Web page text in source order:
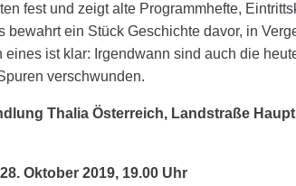
fest und zeigt alte Programmhefte,
bewahrt ein Stück Geschichte davor, in
eines ist klar: Irgendwann sind auch die
verschwunden.
Thalia Österreich, Landstraße
Oktober 2019, 19.00 Uhr